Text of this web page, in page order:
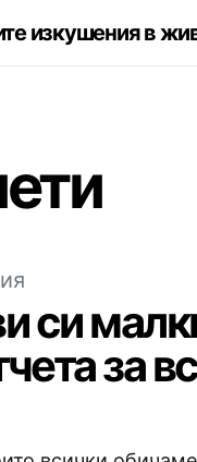
изкушения в
си
за